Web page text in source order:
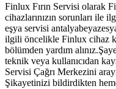
Finlux Fırın Servisi olarak
cihazlarınızın sorunları ile
eşya servisi
ilgili öncelikle Finlux cihaz
bölümden yardım
teknik veya kullanıcıdan
Servisi Çağrı Merkezini
Şikayetinizi bildirdikten